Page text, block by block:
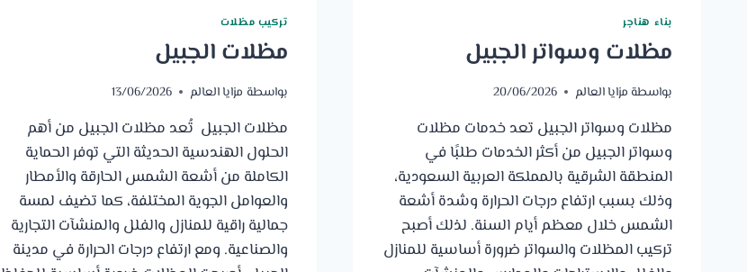
بناء هناجر
مظلات وسواتر الجبيل
بواسطة مزايا العالم 20/06/2026
مظلات وسواتر الجبيل تعد خدمات مظلات
وسواتر الجبيل من أكثر الخدمات طلبًا في
المنطقة الشرقية بالمملكة العربية السعودية،
وذلك بسبب ارتفاع درجات الحرارة وشدة أشعة
الشمس خلال معظم أيام السنة. لذلك أصبح
تركيب المظلات والسواتر ضرورة أساسية للمنازل
تركيب مظلات
مظلات الجبيل
بواسطة مزايا العالم 13/06/2026
مظلات الجبيل تُعد مظلات الجبيل من أهم
الحلول الهندسية الحديثة التي توفر الحماية
الكاملة من أشعة الشمس الحارقة والأمطار
والعوامل الجوية المختلفة، كما تضيف لمسة
جمالية راقية للمنازل والفلل والمنشآت التجارية
والصناعية. ومع ارتفاع درجات الحرارة في مدينة